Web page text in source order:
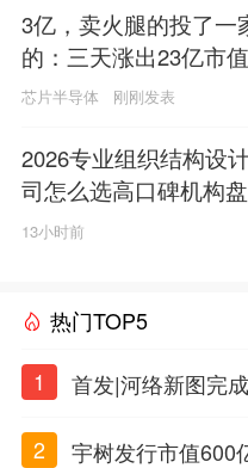
3亿，卖火腿的投了一
的：三天涨出23亿市值
芯片半导体 刚刚发表
2026专业组织结构设
司怎么选高口碑机构
13小时前
热门TOP5
1
首发|河络新图完
2
宇树发行市值600